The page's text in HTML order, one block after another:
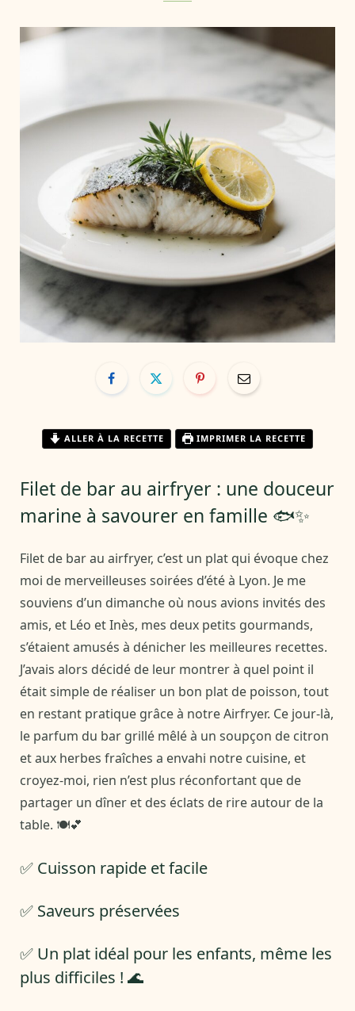
ALLER À LA RECETTE IMPRIMER LA RECETTE
Filet de bar au airfryer : une douceur
marine à savourer en famille 🐟✨
Filet de bar au airfryer, c’est un plat qui évoque chez
moi de merveilleuses soirées d’été à Lyon. Je me
souviens d’un dimanche où nous avions invités des
amis, et Léo et Inès, mes deux petits gourmands,
s’étaient amusés à dénicher les meilleures recettes.
J’avais alors décidé de leur montrer à quel point il
était simple de réaliser un bon plat de poisson, tout
en restant pratique grâce à notre Airfryer. Ce jour-là,
le parfum du bar grillé mêlé à un soupçon de citron
et aux herbes fraîches a envahi notre cuisine, et
croyez-moi, rien n’est plus réconfortant que de
partager un dîner et des éclats de rire autour de la
table. 🍽️💕
✅ Cuisson rapide et facile
✅ Saveurs préservées
✅ Un plat idéal pour les enfants, même les
plus difficiles ! 🌊